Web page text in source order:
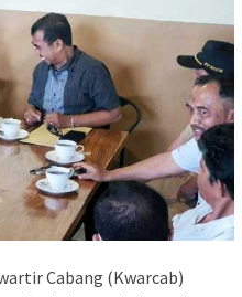
Cabang (Kwarcab)